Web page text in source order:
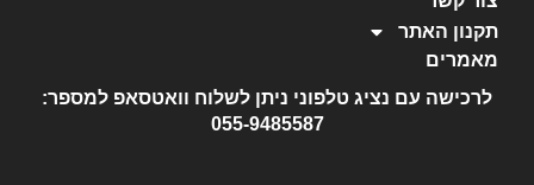
תקנון האתר
מאמרים
לרכישה עם נציג טלפוני ניתן לשלוח וואטסאפ למספר:
055-9485587